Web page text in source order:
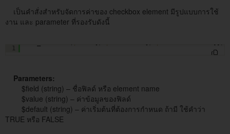
เป็นคำสั่งสำหรับจัดการค่าของ checkbox element มีรูปแบบการใช้
งาน และ parameter ที่รองรับดังนี้
1
Parameters:
$field (string) – ชื่อฟิลด์ หรือ element name
$value (string) – ค่าข้อมูลของฟิลด์
$default (string) – ค่าเริ่มต้นที่ต้องการกำหนด ถ้ามี ใช้คำว่า
TRUE หรือ FALSE